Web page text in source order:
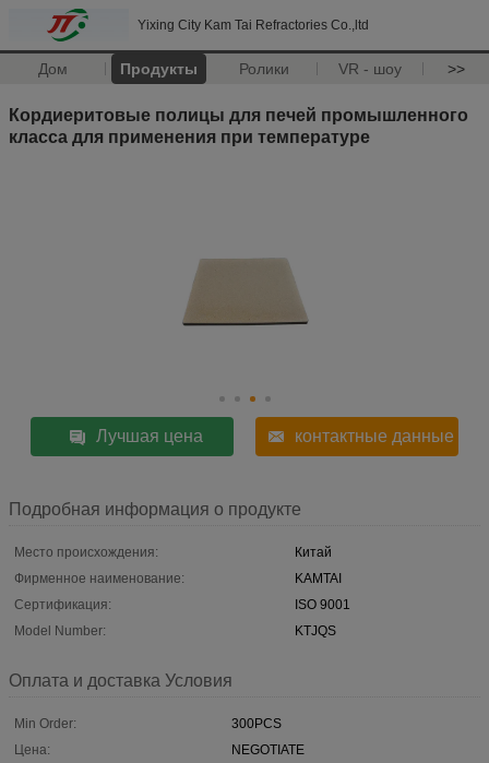
Yixing City Kam Tai Refractories Co.,ltd
Дом Продукты Ролики VR - шоу >>
Кордиеритовые полицы для печей промышленного
класса для применения при температуре
Лучшая цена контактные данные
Подробная информация о продукте
Место происхождения:
Китай
Фирменное наименование:
KAMTAI
Сертификация:
ISO 9001
Model Number:
KTJQS
Оплата и доставка Условия
Min Order:
300PCS
Цена:
NEGOTIATE